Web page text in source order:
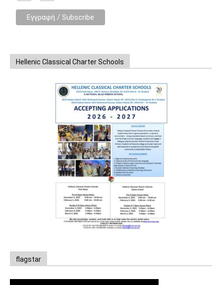
Hellenic Classical Charter Schools
flagstar